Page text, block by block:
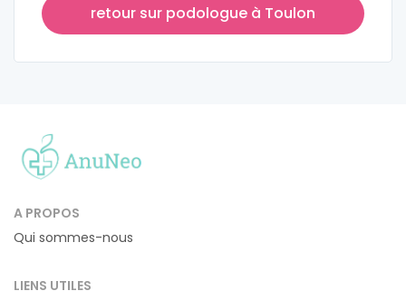
retour sur podologue à Toulon
A PROPOS
Qui sommes-nous
LIENS UTILES